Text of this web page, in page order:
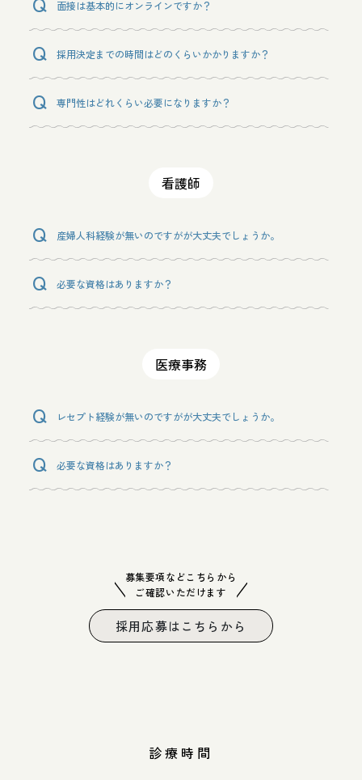
面接は基本的にオンラインですか？
採用決定までの時間はどのくらいかかりますか？
専門性はどれくらい必要になりますか？
看護師
産婦人科経験が無いのですがが大丈夫でしょうか。
必要な資格はありますか？
医療事務
レセプト経験が無いのですがが大丈夫でしょうか。
必要な資格はありますか？
募集要項などこちらから
ご確認いただけます
採用応募はこちらから
診療時間